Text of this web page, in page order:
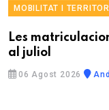
MOBILITAT I
Les
al juliol
06 Agost 2026